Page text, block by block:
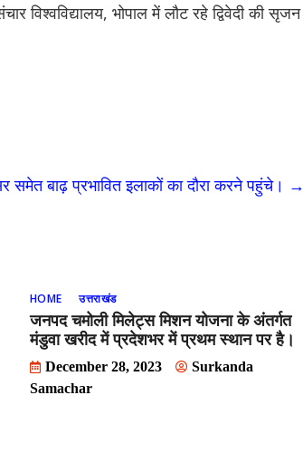
विश्वविद्यालय, भोपाल में लौट रहे द्विवेदी की सृजन
बाढ़ प्रभावित इलाकों का दौरा करने पहुंचे। →
HOME उत्तराखंड
जनपद चमोली मिलेट्स मिशन योजना के अंतर्गत
मंडुवा खरीद में प्रदेशभर में प्रथम स्थान पर है।
December 28, 2023
Surkanda
Samachar